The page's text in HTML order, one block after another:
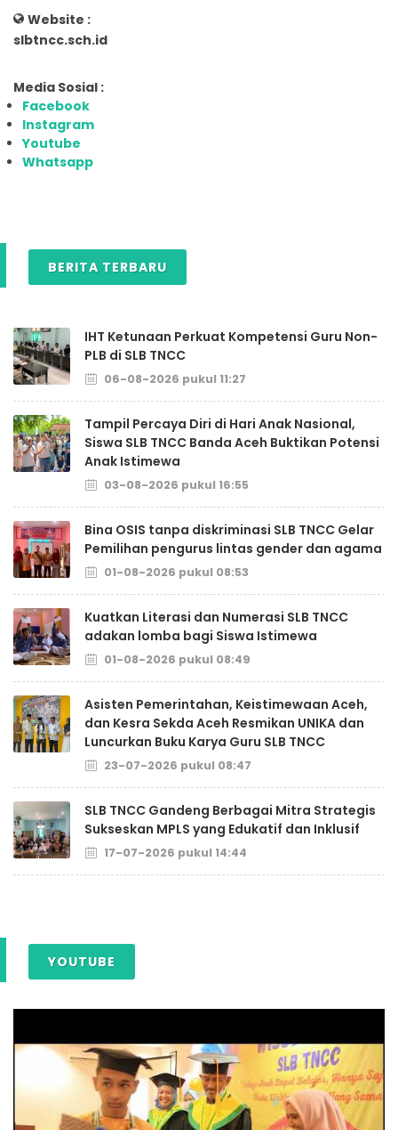
Website :
slbtncc.sch.id
Media Sosial :
Facebook
Instagram
Youtube
Whatsapp
BERITA TERBARU
IHT Ketunaan Perkuat Kompetensi Guru Non-
PLB di SLB TNCC
06-08-2026 pukul 11:27
Tampil Percaya Diri di Hari Anak Nasional,
Siswa SLB TNCC Banda Aceh Buktikan Potensi
Anak Istimewa
03-08-2026 pukul 16:55
Bina OSIS tanpa diskriminasi SLB TNCC Gelar
Pemilihan pengurus lintas gender dan agama
01-08-2026 pukul 08:53
Kuatkan Literasi dan Numerasi SLB TNCC
adakan lomba bagi Siswa Istimewa
01-08-2026 pukul 08:49
Asisten Pemerintahan, Keistimewaan Aceh,
dan Kesra Sekda Aceh Resmikan UNIKA dan
Luncurkan Buku Karya Guru SLB TNCC
23-07-2026 pukul 08:47
SLB TNCC Gandeng Berbagai Mitra Strategis
Sukseskan MPLS yang Edukatif dan Inklusif
17-07-2026 pukul 14:44
YOUTUBE